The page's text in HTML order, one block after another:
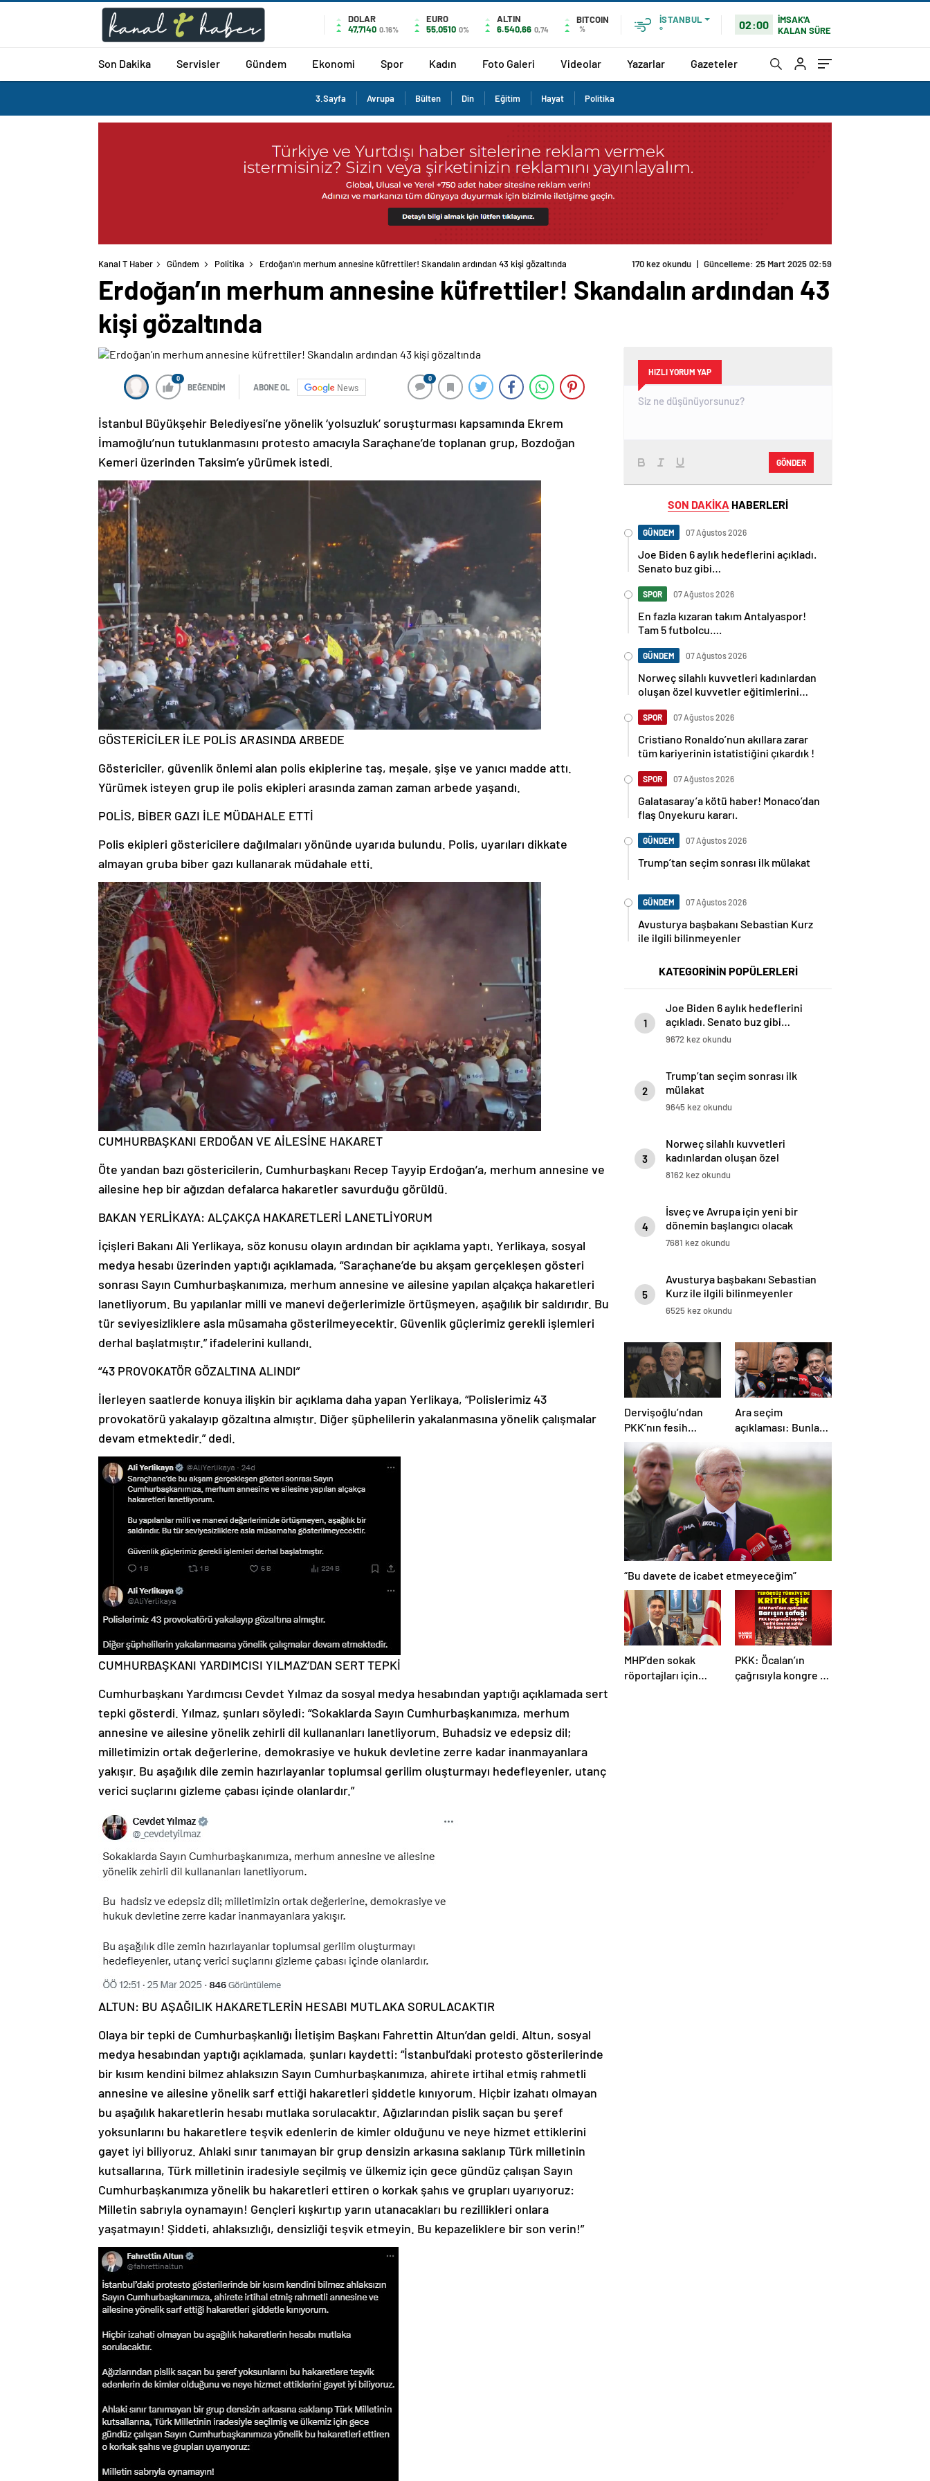
DOLAR
47,7140 0.16%
EURO
55,0510 0%
ALTIN
6.540,66 0,74
BITCOIN
%
İSTANBUL
°
02:00
İMSAK'A
KALAN SÜRE
Son Dakika Servisler Gündem Ekonomi Spor Kadın Foto Galeri Videolar Yazarlar Gazeteler
3.Sayfa Avrupa Bülten Din Eğitim Hayat Politika
Kanal T Haber Gündem Politika Erdoğan’ın merhum annesine küfrettiler! Skandalın ardından 43 kişi gözaltında 170 kez okundu | Güncelleme: 25 Mart 2025 02:59
Erdoğan’ın merhum annesine küfrettiler! Skandalın ardından 43
kişi gözaltında
0
BEĞENDİM ABONE OL News
0
İstanbul Büyükşehir Belediyesi’ne yönelik ‘yolsuzluk’ soruşturması kapsamında Ekrem
İmamoğlu’nun tutuklanmasını protesto amacıyla Saraçhane’de toplanan grup, Bozdoğan
Kemeri üzerinden Taksim’e yürümek istedi.
GÖSTERİCİLER İLE POLİS ARASINDA ARBEDE
Göstericiler, güvenlik önlemi alan polis ekiplerine taş, meşale, şişe ve yanıcı madde attı.
Yürümek isteyen grup ile polis ekipleri arasında zaman zaman arbede yaşandı.
POLİS, BİBER GAZI İLE MÜDAHALE ETTİ
Polis ekipleri göstericilere dağılmaları yönünde uyarıda bulundu. Polis, uyarıları dikkate
almayan gruba biber gazı kullanarak müdahale etti.
CUMHURBAŞKANI ERDOĞAN VE AİLESİNE HAKARET
Öte yandan bazı göstericilerin, Cumhurbaşkanı Recep Tayyip Erdoğan’a, merhum annesine ve
ailesine hep bir ağızdan defalarca hakaretler savurduğu görüldü.
BAKAN YERLİKAYA: ALÇAKÇA HAKARETLERİ LANETLİYORUM
İçişleri Bakanı Ali Yerlikaya, söz konusu olayın ardından bir açıklama yaptı. Yerlikaya, sosyal
medya hesabı üzerinden yaptığı açıklamada, “Saraçhane’de bu akşam gerçekleşen gösteri
sonrası Sayın Cumhurbaşkanımıza, merhum annesine ve ailesine yapılan alçakça hakaretleri
lanetliyorum. Bu yapılanlar milli ve manevi değerlerimizle örtüşmeyen, aşağılık bir saldırıdır. Bu
tür seviyesizliklere asla müsamaha gösterilmeyecektir. Güvenlik güçlerimiz gerekli işlemleri
derhal başlatmıştır.” ifadelerini kullandı.
“43 PROVOKATÖR GÖZALTINA ALINDI”
İlerleyen saatlerde konuya ilişkin bir açıklama daha yapan Yerlikaya, “Polislerimiz 43
provokatörü yakalayıp gözaltına almıştır. Diğer şüphelilerin yakalanmasına yönelik çalışmalar
devam etmektedir.” dedi.
CUMHURBAŞKANI YARDIMCISI YILMAZ’DAN SERT TEPKİ
Cumhurbaşkanı Yardımcısı Cevdet Yılmaz da sosyal medya hesabından yaptığı açıklamada sert
tepki gösterdi. Yılmaz, şunları söyledi: “Sokaklarda Sayın Cumhurbaşkanımıza, merhum
annesine ve ailesine yönelik zehirli dil kullananları lanetliyorum. Buhadsiz ve edepsiz dil;
milletimizin ortak değerlerine, demokrasiye ve hukuk devletine zerre kadar inanmayanlara
yakışır. Bu aşağılık dile zemin hazırlayanlar toplumsal gerilim oluşturmayı hedefleyenler, utanç
verici suçlarını gizleme çabası içinde olanlardır.”
ALTUN: BU AŞAĞILIK HAKARETLERİN HESABI MUTLAKA SORULACAKTIR
Olaya bir tepki de Cumhurbaşkanlığı İletişim Başkanı Fahrettin Altun’dan geldi. Altun, sosyal
medya hesabından yaptığı açıklamada, şunları kaydetti: “İstanbul’daki protesto gösterilerinde
bir kısım kendini bilmez ahlaksızın Sayın Cumhurbaşkanımıza, ahirete irtihal etmiş rahmetli
annesine ve ailesine yönelik sarf ettiği hakaretleri şiddetle kınıyorum. Hiçbir izahatı olmayan
bu aşağılık hakaretlerin hesabı mutlaka sorulacaktır. Ağızlarından pislik saçan bu şeref
yoksunlarını bu hakaretlere teşvik edenlerin de kimler olduğunu ve neye hizmet ettiklerini
gayet iyi biliyoruz. Ahlaki sınır tanımayan bir grup densizin arkasına saklanıp Türk milletinin
kutsallarına, Türk milletinin iradesiyle seçilmiş ve ülkemiz için gece gündüz çalışan Sayın
Cumhurbaşkanımıza yönelik bu hakaretleri ettiren o korkak şahıs ve grupları uyarıyoruz:
Milletin sabrıyla oynamayın! Gençleri kışkırtıp yarın utanacakları bu rezillikleri onlara
yaşatmayın! Şiddeti, ahlaksızlığı, densizliği teşvik etmeyin. Bu kepazeliklere bir son verin!”
HIZLI YORUM YAP
GÖNDER
SON DAKİKA HABERLERİ
GÜNDEM 07 Ağustos 2026
Joe Biden 6 aylık hedeflerini açıkladı.
Senato buz gibi…
SPOR 07 Ağustos 2026
En fazla kızaran takım Antalyaspor!
Tam 5 futbolcu….
GÜNDEM 07 Ağustos 2026
Norweç silahlı kuvvetleri kadınlardan
oluşan özel kuvvetler eğitimlerini
SPOR 07 Ağustos 2026
Cristiano Ronaldo’nun akıllara zarar
tüm kariyerinin istatistiğini çıkardık !
SPOR 07 Ağustos 2026
Galatasaray’a kötü haber! Monaco’dan
flaş Onyekuru kararı.
GÜNDEM 07 Ağustos 2026
Trump’tan seçim sonrası ilk mülakat
GÜNDEM 07 Ağustos 2026
Avusturya başbakanı Sebastian Kurz
ile ilgili bilinmeyenler
KATEGORİNİN POPÜLERLERİ
1
Joe Biden 6 aylık hedeflerini
açıkladı. Senato buz gibi…
9672 kez okundu
2
Trump’tan seçim sonrası ilk
mülakat
9645 kez okundu
3
Norweç silahlı kuvvetleri
kadınlardan oluşan özel
kuvvetler eğitimlerini başlattı.
8162 kez okundu
4
İsveç ve Avrupa için yeni bir
dönemin başlangıcı olacak
kararlar.
7681 kez okundu
5
Avusturya başbakanı Sebastian
Kurz ile ilgili bilinmeyenler
6525 kez okundu
Dervişoğlu’ndan
PKK’nın fesih
kararına ilişkin
açıklama
Ara seçim
açıklaması: Bunlar
“Bu davete de icabet etmeyeceğim”
MHP’den sokak
röportajları için
PKK: Öcalan’ın
çağrısıyla kongre 5-